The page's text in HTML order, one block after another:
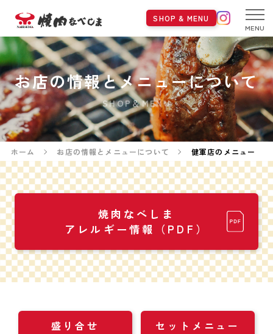
SHOP & MENU
MENU
お店の情報とメニューについて
SHOP＆MENU
ホーム お店の情報とメニューについて 健軍店のメニュー
焼肉なべしま
アレルギー情報（PDF）
盛り合せ セットメニュー